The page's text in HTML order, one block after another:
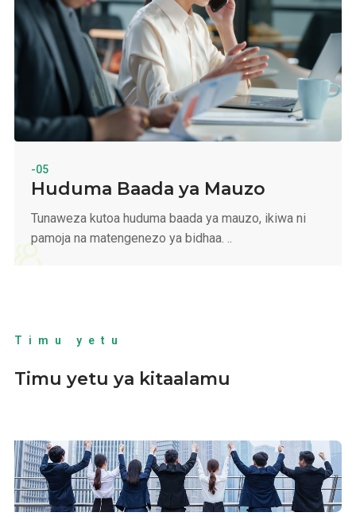
-05
Huduma Baada ya Mauzo
Tunaweza kutoa huduma baada ya mauzo, ikiwa ni
pamoja na matengenezo ya bidhaa. ..
Timu yetu
Timu yetu ya kitaalamu